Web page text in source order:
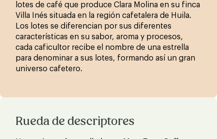
lotes de café que produce Clara Molina en su finca
Villa Inés situada en la región cafetalera de Huila.
Los lotes se diferencian por sus diferentes
características en su sabor, aroma y procesos,
cada caficultor recibe el nombre de una estrella
para denominar a sus lotes, formando así un gran
universo cafetero.
Rueda de descriptores